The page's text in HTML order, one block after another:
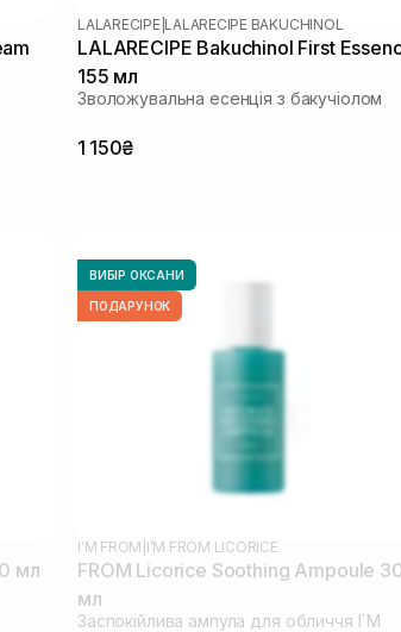
LALARECIPE LALARECIPE BAKUCHINOL
LALARECIPE Bakuchinol First
155 мл
Зволожувальна есенція з бакучіолом
1 150₴
мл
ВИБІР ОКСАНИ
ПОДАРУНОК
I'M FROM I’M FROM LICORICE
FROM Licorice Soothing Ampoule
мл
Заспокійлива ампула для обличчя I`M